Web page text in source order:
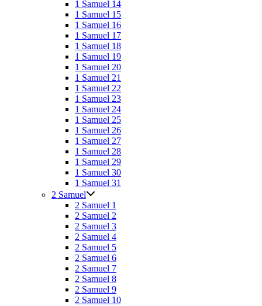
1 Samuel 14
1 Samuel 15
1 Samuel 16
1 Samuel 17
1 Samuel 18
1 Samuel 19
1 Samuel 20
1 Samuel 21
1 Samuel 22
1 Samuel 23
1 Samuel 24
1 Samuel 25
1 Samuel 26
1 Samuel 27
1 Samuel 28
1 Samuel 29
1 Samuel 30
1 Samuel 31
2 Samuel
2 Samuel 1
2 Samuel 2
2 Samuel 3
2 Samuel 4
2 Samuel 5
2 Samuel 6
2 Samuel 7
2 Samuel 8
2 Samuel 9
2 Samuel 10